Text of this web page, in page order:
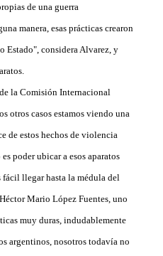
de una guerra
manera, esas prácticas crearon
Estado", considera Alvarez, y
la Comisión Internacional
otros casos estamos viendo una
de estos hechos de violencia
poder ubicar a esos aparatos
llegar hasta la médula del
Mario López Fuentes, uno
muy duras, indudablemente
argentinos, nosotros todavía no